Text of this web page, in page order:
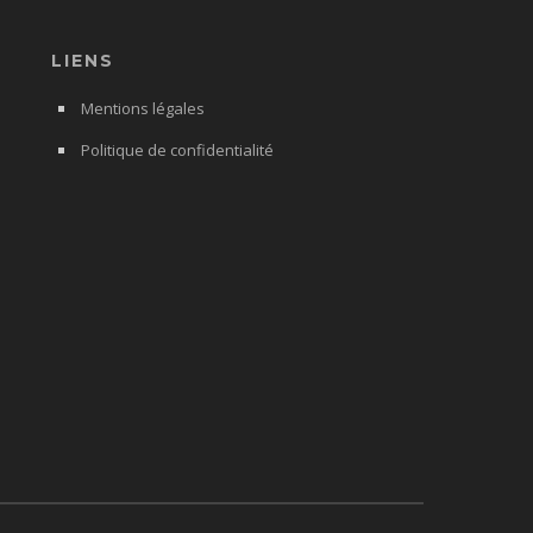
LIENS
Mentions légales
Politique de confidentialité